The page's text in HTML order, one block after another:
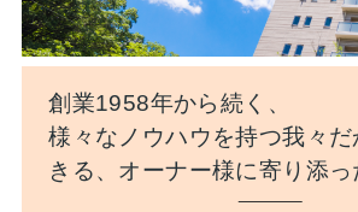
創業1958年から続く、
様々なノウハウを持つ我々
きる、オーナー様に寄り添